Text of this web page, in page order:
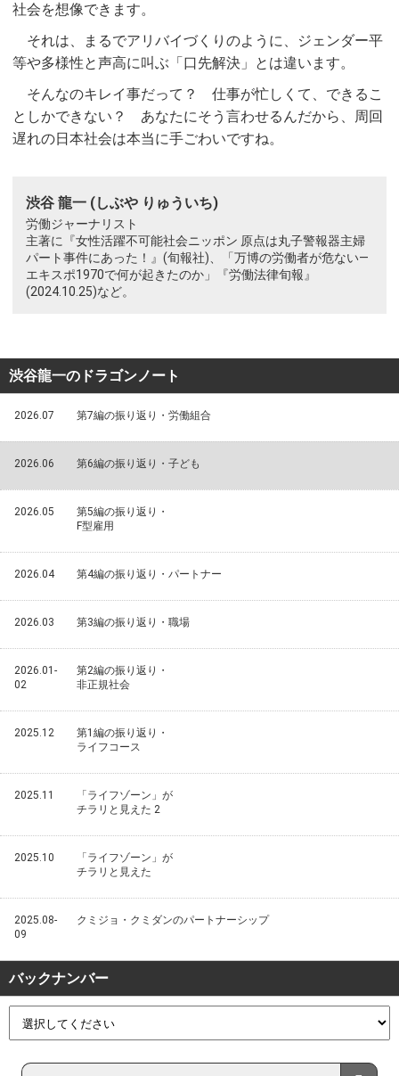
社会を想像できます。
それは、まるでアリバイづくりのように、ジェンダー平
等や多様性と声高に叫ぶ「口先解決」とは違います。
そんなのキレイ事だって？ 仕事が忙しくて、できるこ
としかできない？ あなたにそう言わせるんだから、周回
遅れの日本社会は本当に手ごわいですね。
渋谷 龍一 (しぶや りゅういち)
労働ジャーナリスト
主著に『女性活躍不可能社会ニッポン 原点は丸子警報器主婦
パート事件にあった！』(旬報社)、「万博の労働者が危ない—
エキスポ1970で何が起きたのか」『労働法律旬報』
(2024.10.25)など。
渋谷龍一のドラゴンノート
2026.07 第7編の振り返り・労働組合
2026.06 第6編の振り返り・子ども
2026.05
第5編の振り返り・
F型雇用
2026.04 第4編の振り返り・パートナー
2026.03 第3編の振り返り・職場
2026.01-
02
第2編の振り返り・
非正規社会
2025.12
第1編の振り返り・
ライフコース
2025.11
「ライフゾーン」が
チラリと見えた 2
2025.10
「ライフゾーン」が
チラリと見えた
2025.08-
09
クミジョ・クミダンのパートナーシップ
バックナンバー